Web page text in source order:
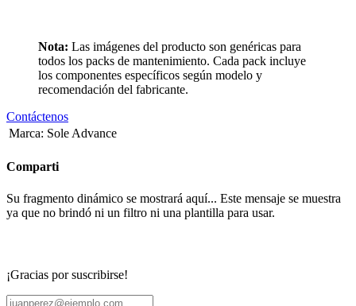
Nota: Las imágenes del producto son genéricas para
todos los packs de mantenimiento. Cada pack incluye
los componentes específicos según modelo y
recomendación del fabricante.
Contáctenos
Marca: Sole Advance
Comparti
Su fragmento dinámico se mostrará aquí... Este mensaje se muestra
ya que no brindó ni un filtro ni una plantilla para usar.
¡Gracias por suscribirse!